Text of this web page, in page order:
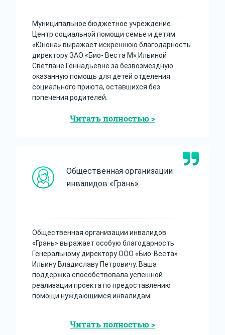
Муниципальное бюджетное учреждение
Центр социальной помощи семье и детям
«Юнона» выражает искреннюю благодарность
директору ЗАО «Био- Веста М» Ильиной
Светлане Геннадьевне за безвозмездную
оказанную помощь для детей отделения
социального приюта, оставшихся без
попечения родителей.
Читать полностью >
Общественная организации
инвалидов «Грань»
Общественная организации инвалидов
«Грань» выражает особую благодарность
Генеральному директору ООО «Био-Веста»
Ильину Владиславу Петровичу. Ваша
поддержка способствовала успешной
реализации проекта по предоставлению
помощи нуждающимся инвалидам.
Читать полностью >